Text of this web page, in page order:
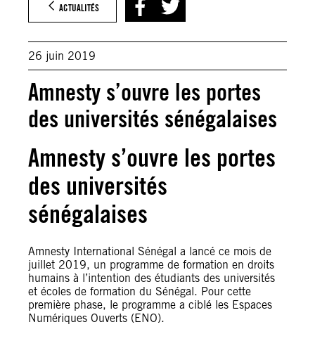
ACTUALITÉS
26 juin 2019
Amnesty s’ouvre les portes
des universités sénégalaises
Amnesty s’ouvre les portes
des universités
sénégalaises
Amnesty International Sénégal a lancé ce mois de
juillet 2019, un programme de formation en droits
humains à l’intention des étudiants des universités
et écoles de formation du Sénégal. Pour cette
première phase, le programme a ciblé les Espaces
Numériques Ouverts (ENO).